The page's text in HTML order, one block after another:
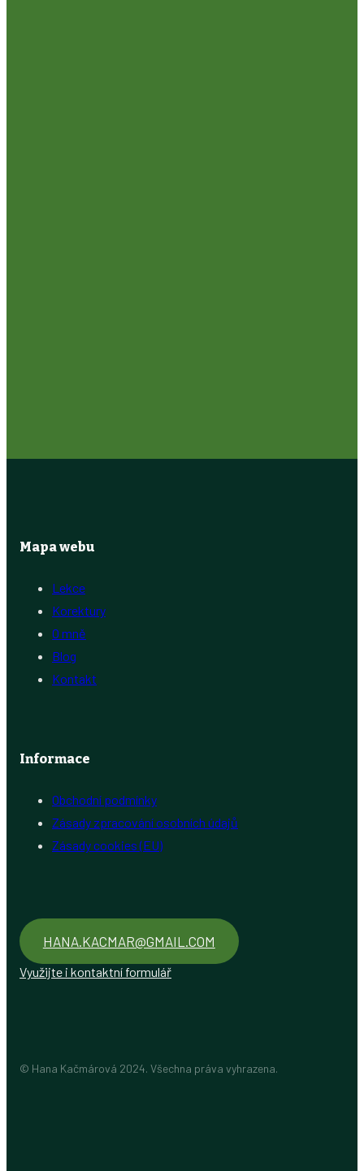
Mapa webu
Lekce
Korektury
O mně
Blog
Kontakt
Informace
Obchodní podmínky
Zásady zpracování osobních údajů
Zásady cookies (EU)
HANA.KACMAR@GMAIL.COM
Využijte i kontaktní formulář
© Hana Kačmárová 2024. Všechna práva vyhrazena.